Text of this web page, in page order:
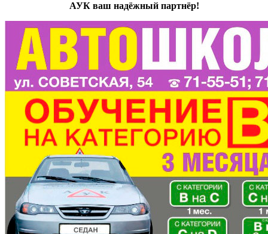
АУК ваш надёжный партнёр!